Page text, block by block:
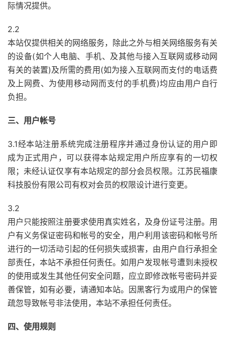
际情况提供。
2.2
本站仅提供相关的网络服务，除此之外与相关网络服务有关
的设备(如个人电脑、手机、及其他与接入互联网或移动网
有关的装置)及所需的费用(如为接入互联网而支付的电话费
及上网费、为使用移动网而支付的手机费)均应由用户自行
负担。
三、用户帐号
3.1经本站注册系统完成注册程序并通过身份认证的用户即
成为正式用户，可以获得本站规定用户所应享有的一切权
限；未经认证仅享有本站规定的部分会员权限。江苏民福康
科技股份有限公司有权对会员的权限设计进行变更。
3.2
用户只能按照注册要求使用真实姓名，及身份证号注册。用
户有义务保证密码和帐号的安全，用户利用该密码和帐号所
进行的一切活动引起的任何损失或损害，由用户自行承担全
部责任，本站不承担任何责任。如用户发现帐号遭到未授权
的使用或发生其他任何安全问题，应立即修改帐号密码并妥
善保管，如有必要，请通知本站。因黑客行为或用户的保管
疏忽导致帐号非法使用，本站不承担任何责任。
四、使用规则